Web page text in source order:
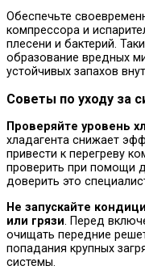
Обеспечьте
компрессора и
плесени и бактерий.
образование вредных
устойчивых запахов
Советы по уходу за
Проверяйте уровень
хладагента снижает
привести к перегреву
проверить при помощи
доверить это
Не запускайте
или грязи. Перед
очищать передние
попадания крупных
системы.